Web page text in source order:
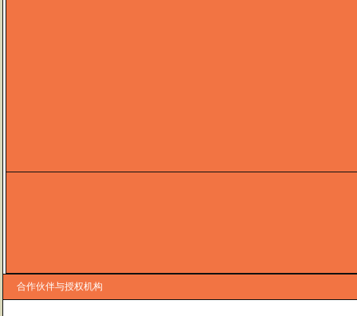
合作伙伴与授权机构